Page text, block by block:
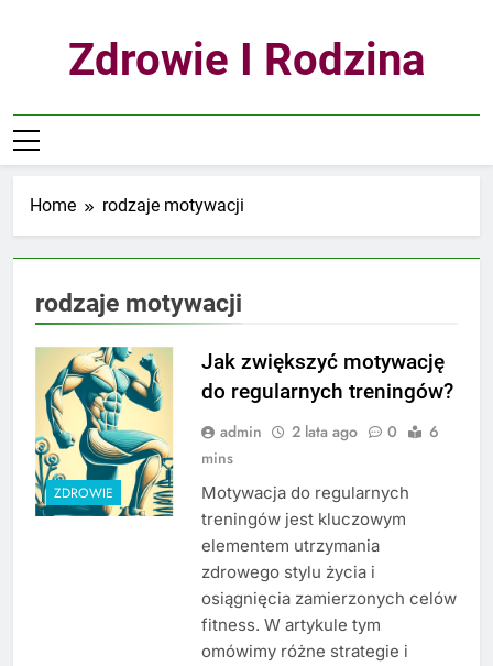
Zdrowie I Rodzina
Home rodzaje motywacji
rodzaje motywacji
ZDROWIE
Jak zwiększyć motywację
do regularnych treningów?
admin 2 lata ago 0
6
mins
Motywacja do regularnych
treningów jest kluczowym
elementem utrzymania
zdrowego stylu życia i
osiągnięcia zamierzonych celów
fitness. W artykule tym
omówimy różne strategie i